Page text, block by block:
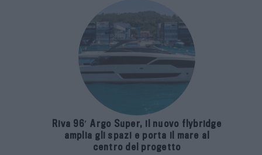
Riva 96′ Argo Super, il nuovo flybridge
amplia gli spazi e porta il mare al
centro del progetto